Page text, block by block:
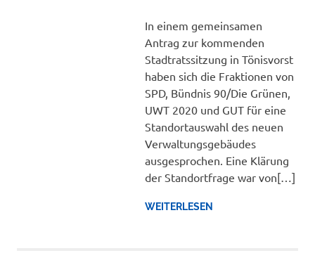
In einem gemeinsamen
Antrag zur kommenden
Stadtratssitzung in Tönisvorst
haben sich die Fraktionen von
SPD, Bündnis 90/Die Grünen,
UWT 2020 und GUT für eine
Standortauswahl des neuen
Verwaltungsgebäudes
ausgesprochen. Eine Klärung
der Standortfrage war von[…]
WEITERLESEN